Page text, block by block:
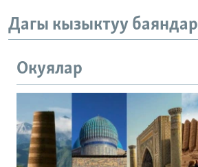
Дагы кызыктуу баяндар
Окуялар